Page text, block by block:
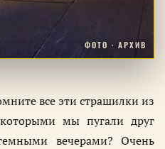
ФОТО · АРХИВ
все эти страшилки из
мы пугали друг
вечерами? Очень